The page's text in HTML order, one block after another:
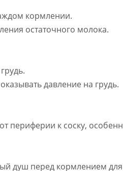
кормлении.
остаточного молока.
давление на грудь.
периферии к соску,
душ перед кормлением